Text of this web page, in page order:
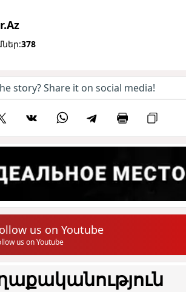
378
story? Share it on social media!
us on Youtube
us on Youtube